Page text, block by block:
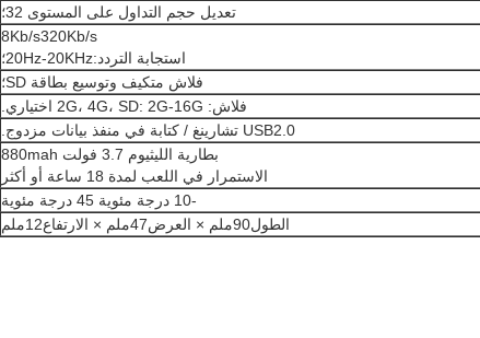
تعديل حجم التداول على المستوى 32؛
8Kb/s320Kb/s
استجابة التردد:20Hz-20KHz؛
فلاش متكيف وتوسيع بطاقة SD؛
فلاش: 2G، 4G، SD: 2G-16G اختياري.
USB2.0 تشارينغ / كتابة في منفذ بيانات مزدوج.
بطارية الليثيوم 3.7 فولت 880mah
الاستمرار في اللعب لمدة 18 ساعة أو أكثر
-10 درجة مئوية 45 درجة مئوية
الطول90ملم × العرض47ملم × الارتفاع12ملم